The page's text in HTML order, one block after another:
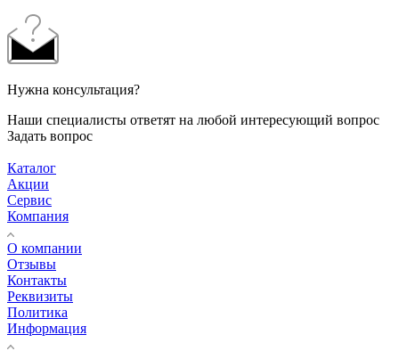
Нужна консультация?
Наши специалисты ответят на любой интересующий вопрос
Задать вопрос
Каталог
Акции
Сервис
Компания
О компании
Отзывы
Контакты
Реквизиты
Политика
Информация